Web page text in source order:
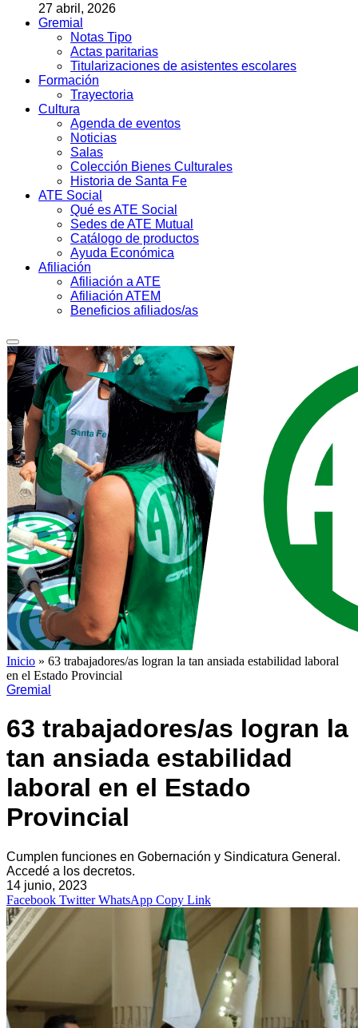
27 abril, 2026
Gremial
Notas Tipo
Actas paritarias
Titularizaciones de asistentes escolares
Formación
Trayectoria
Cultura
Agenda de eventos
Noticias
Salas
Colección Bienes Culturales
Historia de Santa Fe
ATE Social
Qué es ATE Social
Sedes de ATE Mutual
Catálogo de productos
Ayuda Económica
Afiliación
Afiliación a ATE
Afiliación ATEM
Beneficios afiliados/as
Inicio » 63 trabajadores/as logran la tan ansiada estabilidad laboral
en el Estado Provincial
Gremial
63 trabajadores/as logran la
tan ansiada estabilidad
laboral en el Estado
Provincial
Cumplen funciones en Gobernación y Sindicatura General.
Accedé a los decretos.
14 junio, 2023
Facebook Twitter WhatsApp Copy Link